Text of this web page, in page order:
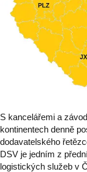
S kancelářemi a
kontinentech denně
dodavatelského
DSV je jedním z
logistických služeb v